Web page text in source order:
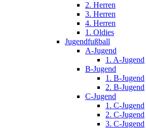
2. Herren
3. Herren
4. Herren
1. Oldies
Jugendfußball
A-Jugend
1. A-Jugend
B-Jugend
1. B-Jugend
2. B-Jugend
C-Jugend
1. C-Jugend
2. C-Jugend
3. C-Jugend